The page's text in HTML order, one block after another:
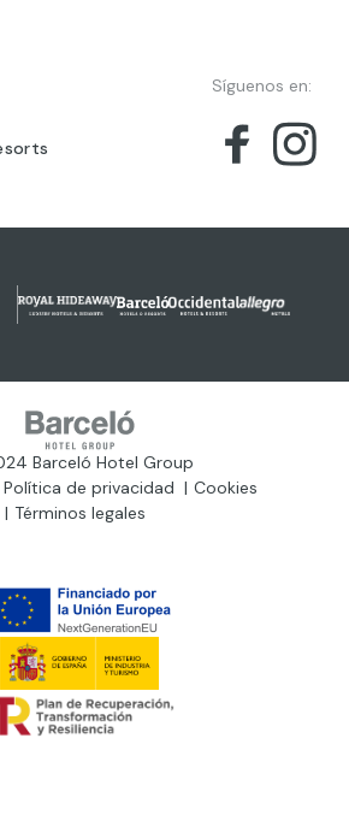
Síguenos en:
Barceló Hotel Group
Política de privacidad
Cookies
Términos legales